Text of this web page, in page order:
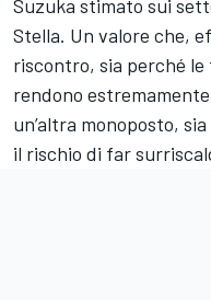
Suzuka stimato sui
Stella. Un valore che,
riscontro, sia perché
rendono
un’altra monoposto,
il rischio di far